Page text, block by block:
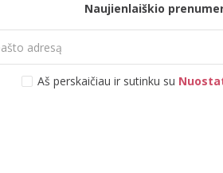
Naujienlaiškio
Aš perskaičiau ir sutinku su